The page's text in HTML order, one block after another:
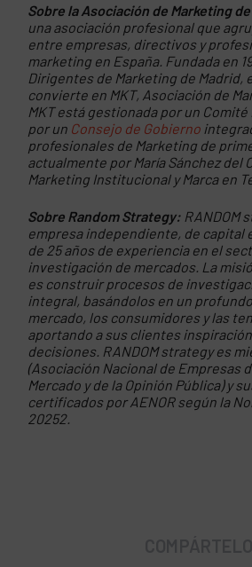
Sobre la Asociación de Marketing
una asociación profesional que
entre empresas, directivos y
marketing en España. Fundada en
Dirigentes de Marketing de Madrid,
convierte en MKT, Asociación de
MKT está gestionada por un
por un Consejo de Gobierno
profesionales de Marketing de
actualmente por María Sánchez del
Marketing Institucional y Marca en
Sobre Random Strategy: RANDOM
empresa independiente, de capital
de 25 años de experiencia en el
investigación de mercados. La
es construir procesos de
integral, basándolos en un
mercado, los consumidores y las
aportando a sus clientes
decisiones. RANDOM strategy es
(Asociación Nacional de Empresas
Mercado y de la Opinión Pública) y
certificados por AENOR según la
20252.